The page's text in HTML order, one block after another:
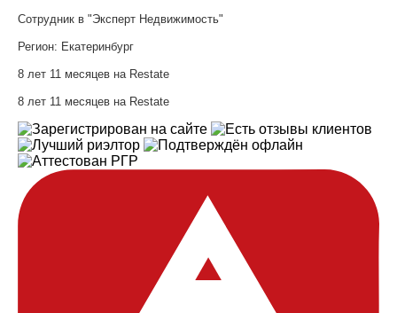
Сотрудник в "Эксперт Недвижимость"
Регион: Екатеринбург
8 лет 11 месяцев на Restate
8 лет 11 месяцев на Restate